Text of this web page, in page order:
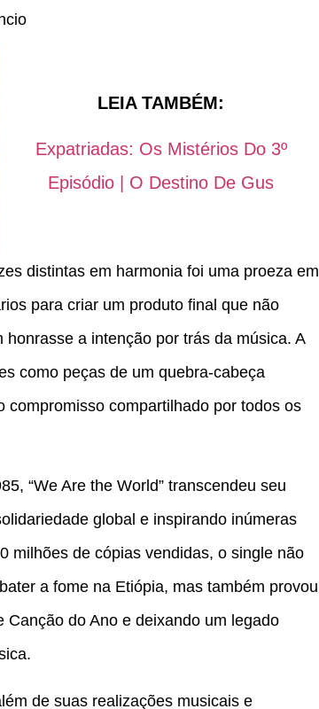
LEIA TAMBÉM:
Expatriadas: Os Mistérios Do 3º
Episódio | O Destino De Gus
distintas em harmonia foi uma proeza em
para criar um produto final que não
a intenção por trás da música. A
como peças de um quebra-cabeça
compromisso compartilhado por todos os
“We Are the World” transcendeu seu
global e inspirando inúmeras
milhões de cópias vendidas, o single não
a fome na Etiópia, mas também provou
do Ano e deixando um legado
de suas realizações musicais e